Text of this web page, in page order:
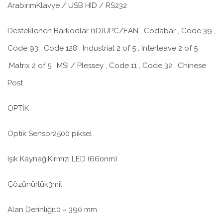
ArabirimKlavye / USB HID / RS232
Desteklenen Barkodlar (1D)UPC/EAN , Codabar , Code 39 ,
Code 93 , Code 128 , Industrial 2 of 5 , Interleave 2 of 5
,Matrix 2 of 5 , MSI / Plessey , Code 11 , Code 32 , Chinese
Post
OPTİK
Optik Sensör2500 piksel
Işık KaynağıKırmızı LED (660nm)
Çözünürlük3mil
Alan Derinliği10 ~ 390 mm